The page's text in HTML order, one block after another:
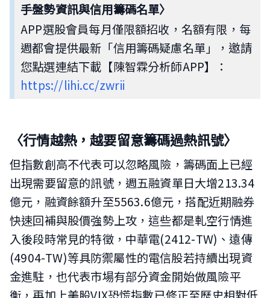
手盤勢資訊與信用籌碼名單〉
APP選股會員每月僅限額招收，名額有限，每
週都會提供最新「信用籌碼疑慮名單」，邀請
您點選連結下載【陳智霖分析師APP】：
https://lihi.cc/zwrii
〈行情越熱，越要留意籌碼過熱訊號〉
但指數創高不代表可以忽略風險，籌碼面上已經
出現需要留意的訊號，週五融資單日大增213.34
億元，融資餘額升至5563.6億元，搭配近期融券
快速回補與股價強勢上攻，這些都是軋空行情進
入後段時常見的特徵，中華電(2412-TW)、遠傳
(4904-TW)等具防禦屬性的電信股若持續出現資
金進駐，也代表市場有部分資金開始做風險平